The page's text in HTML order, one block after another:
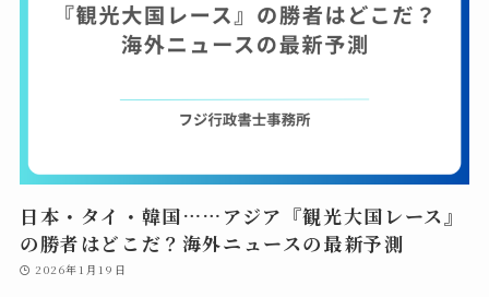
日本・タイ・韓国……アジア『観光大国レース』
の勝者はどこだ？海外ニュースの最新予測
2026年1月19日